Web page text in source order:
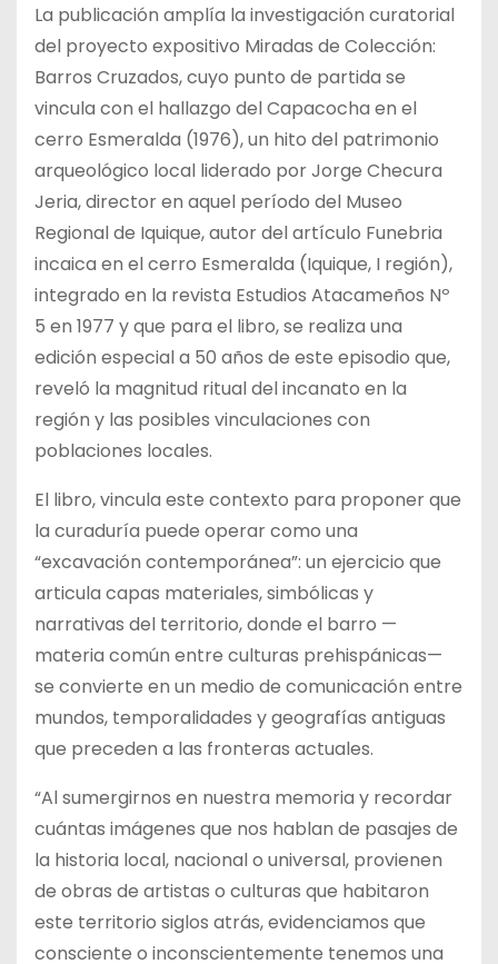
La publicación amplía la investigación curatorial
del proyecto expositivo Miradas de Colección:
Barros Cruzados, cuyo punto de partida se
vincula con el hallazgo del Capacocha en el
cerro Esmeralda (1976), un hito del patrimonio
arqueológico local liderado por Jorge Checura
Jeria, director en aquel período del Museo
Regional de Iquique, autor del artículo Funebria
incaica en el cerro Esmeralda (Iquique, I región),
integrado en la revista Estudios Atacameños Nº
5 en 1977 y que para el libro, se realiza una
edición especial a 50 años de este episodio que,
reveló la magnitud ritual del incanato en la
región y las posibles vinculaciones con
poblaciones locales.
El libro, vincula este contexto para proponer que
la curaduría puede operar como una
“excavación contemporánea”: un ejercicio que
articula capas materiales, simbólicas y
narrativas del territorio, donde el barro —
materia común entre culturas prehispánicas—
se convierte en un medio de comunicación entre
mundos, temporalidades y geografías antiguas
que preceden a las fronteras actuales.
“Al sumergirnos en nuestra memoria y recordar
cuántas imágenes que nos hablan de pasajes de
la historia local, nacional o universal, provienen
de obras de artistas o culturas que habitaron
este territorio siglos atrás, evidenciamos que
consciente o inconscientemente tenemos una